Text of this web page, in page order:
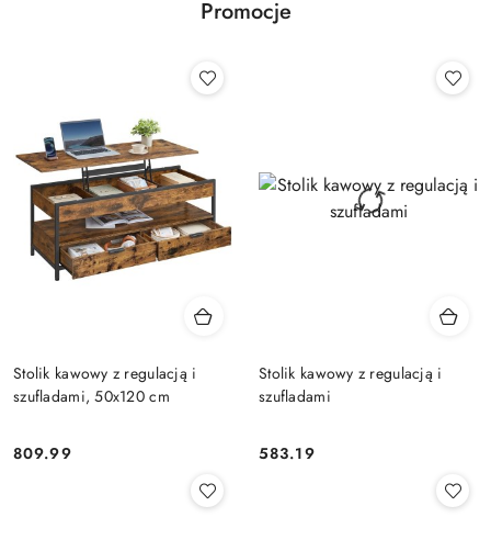
Promocje
Stolik kawowy z regulacją i
szufladami, 50x120 cm
Cena:
809.99
Stolik kawowy z regulacją i
szufladami
Cena:
583.19